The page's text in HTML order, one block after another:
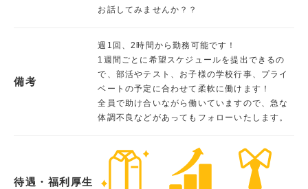
お話してみませんか？？
備考
週1回、2時間から勤務可能です！
1週間ごとに希望スケジュールを提出できるの
で、部活やテスト、お子様の学校行事、プライ
ベートの予定に合わせて柔軟に働けます！
全員で助け合いながら働いていますので、急な
体調不良などがあってもフォローいたします。
待遇・福利厚生